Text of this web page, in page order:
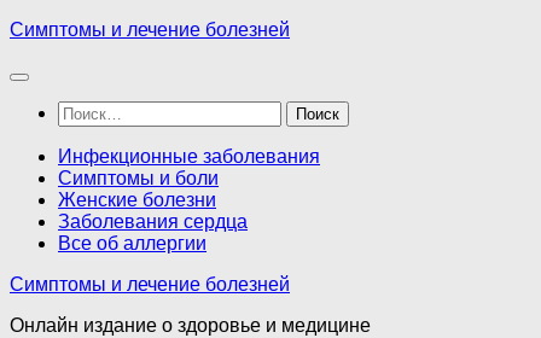
Перейти
содержимому
Симптомы и лечение болезней
Найти:
Инфекционные заболевания
Симптомы и боли
Женские болезни
Заболевания сердца
Все об аллергии
Симптомы и лечение болезней
Онлайн издание о здоровье и медицине